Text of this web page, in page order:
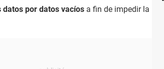
datos por datos vacíos a fin de impedir la